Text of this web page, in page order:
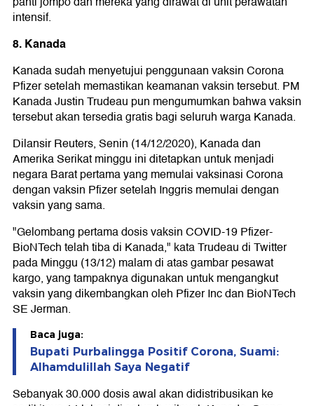
intensif.
8. Kanada
Kanada sudah menyetujui penggunaan vaksin Corona
Pfizer setelah memastikan keamanan vaksin tersebut. PM
Kanada Justin Trudeau pun mengumumkan bahwa vaksin
tersebut akan tersedia gratis bagi seluruh warga Kanada.
Dilansir Reuters, Senin (14/12/2020), Kanada dan
Amerika Serikat minggu ini ditetapkan untuk menjadi
negara Barat pertama yang memulai vaksinasi Corona
dengan vaksin Pfizer setelah Inggris memulai dengan
vaksin yang sama.
"Gelombang pertama dosis vaksin COVID-19 Pfizer-
BioNTech telah tiba di Kanada," kata Trudeau di Twitter
pada Minggu (13/12) malam di atas gambar pesawat
kargo, yang tampaknya digunakan untuk mengangkut
vaksin yang dikembangkan oleh Pfizer Inc dan BioNTech
SE Jerman.
Baca juga:
Bupati Purbalingga Positif Corona, Suami:
Alhamdulillah Saya Negatif
Sebanyak 30.000 dosis awal akan didistribusikan ke